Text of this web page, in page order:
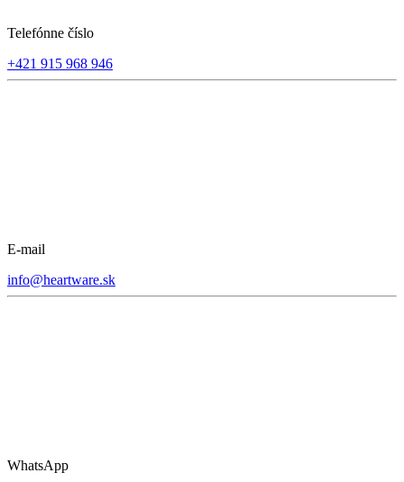
Telefónne číslo
+421 915 968 946
E-mail
info@heartware.sk
WhatsApp